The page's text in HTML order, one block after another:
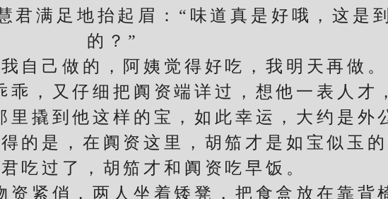
满足地抬起眉：“味道真是好哦，这是
的？”
己做的，阿姨觉得好吃，我明天再做。
，又仔细把阗资端详过，想他一表人才
里撬到他这样的宝，如此幸运，大约是外
的是，在阗资这里，胡笳才是如宝似玉的
过了，胡笳才和阗资吃早饭。
紧俏，两人坐着矮凳，把食盒放在靠背